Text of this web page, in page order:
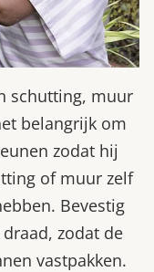
schutting, muur
belangrijk om
zodat hij
of muur zelf
Bevestig
zodat de
vastpakken.